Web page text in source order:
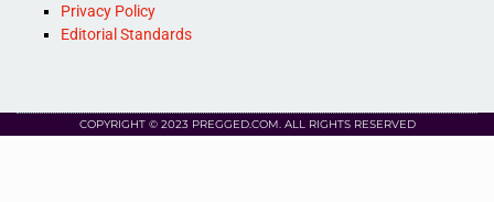
Privacy Policy
Editorial Standards
COPYRIGHT © 2023 PREGGED.COM. ALL RIGHTS RESERVED